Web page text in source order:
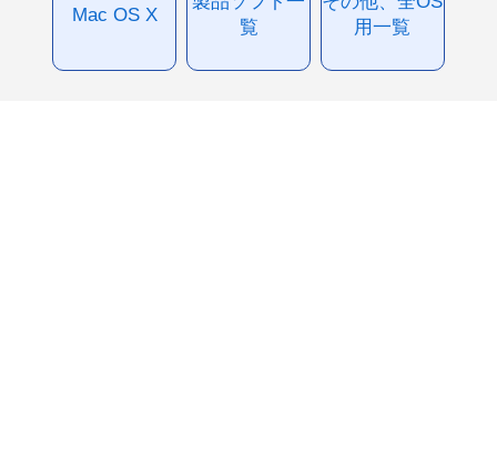
Mac OS X
覧
用一覧